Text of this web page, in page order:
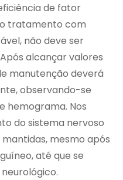
de fator
tratamento com
não deve ser
alcançar valores
manutenção deverá
observando-se
hemograma. Nos
do sistema nervoso
mesmo após
até que se